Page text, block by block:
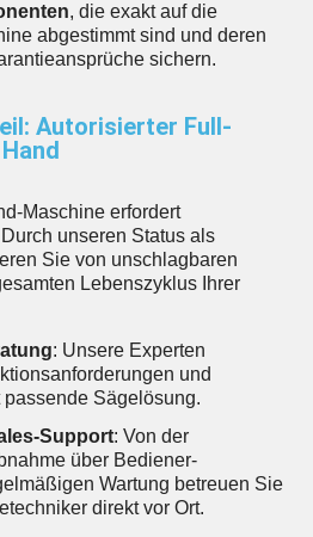
, die exakt auf die
abgestimmt sind und deren
sichern.
Autorisierter Full-
Maschine erfordert
unseren Status als
Sie von unschlagbaren
Lebenszyklus Ihrer
: Unsere Experten
und
Sägelösung.
Support: Von der
über Bediener-
Wartung betreuen Sie
direkt vor Ort.